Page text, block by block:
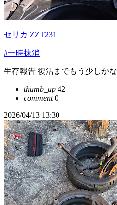
セリカ ZZT231
#一時抹消
生存報告 復活までもう少しかな
thumb_up 42
comment0
2026/04/13 13:30